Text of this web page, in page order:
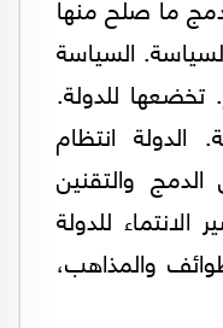
السياسة
تخضعها للدولة.
انتظام
والتقنين
للدولة
والمذاهب،